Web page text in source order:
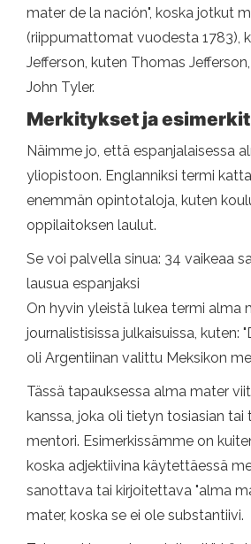
mater de la nación", koska jotkut
(riippumattomat vuodesta 1783),
Jefferson, kuten Thomas
John Tyler.
Merkitykset ja esimerkit
Näimme jo, että espanjalaisessa
yliopistoon. Englanniksi termi
enemmän opintotaloja, kuten
oppilaitoksen laulut.
Se voi palvella sinua: 34 vaikeaa
lausua espanjaksi
On hyvin yleistä lukea termi alma
journalistisissa julkaisuissa, kuten:
oli Argentiinan valittu Meksikon
Tässä tapauksessa alma mater
kanssa, joka oli tietyn tosiasian tai
mentori. Esimerkissämme on
koska adjektiivina käytettäessä
sanottava tai kirjoitettava "alma
mater, koska se ei ole substantiivi.